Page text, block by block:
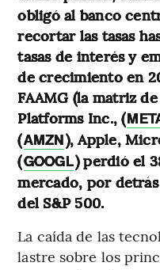
obligó al banco
recortar las tasas
tasas de interés y
de crecimiento en
FAAMG (la matriz
Platforms Inc., (
(AMZN), Apple,
(GOOGL) perdió el
mercado, por
del S&P 500.
La caída de las
lastre sobre los